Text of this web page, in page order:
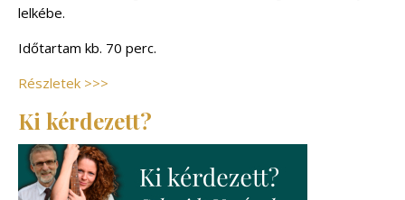
lelkébe.
Időtartam kb. 70 perc.
Részletek >>>
Ki kérdezett?